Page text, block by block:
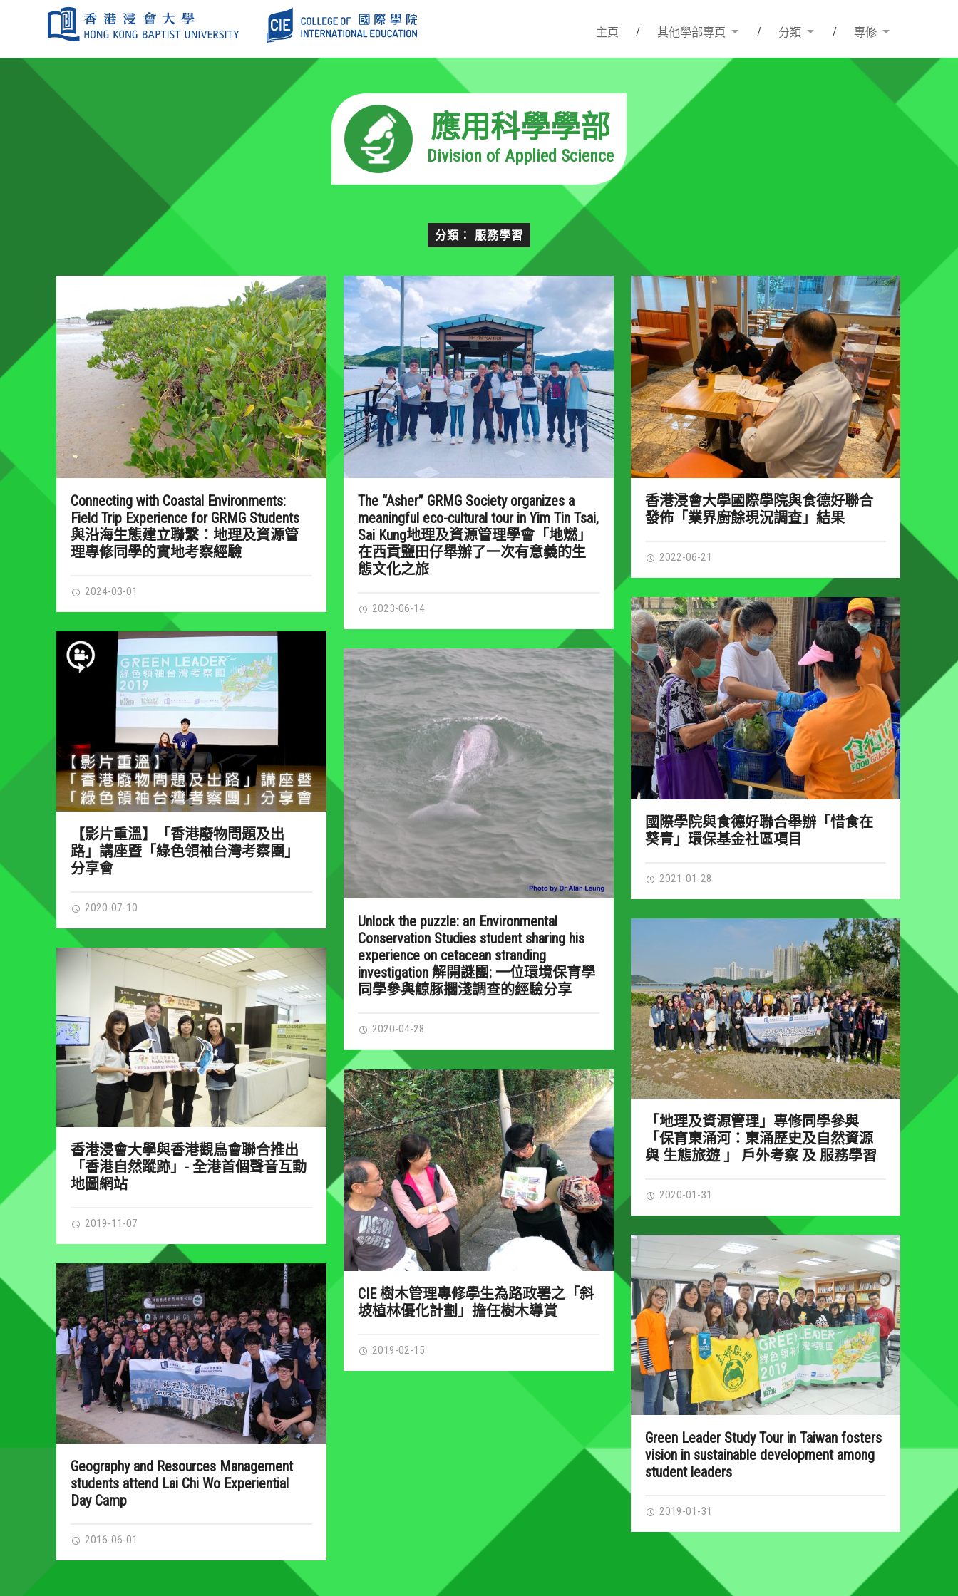
主頁 其他學部專頁 分類 專修
應用科學學部
Division of Applied Science
分類： 服務學習
Connecting with Coastal Environments:
Field Trip Experience for GRMG Students
與沿海生態建立聯繫：地理及資源管
理專修同學的實地考察經驗
2024-03-01
The “Asher” GRMG Society organizes a
meaningful eco-cultural tour in Yim Tin Tsai,
Sai Kung地理及資源管理學會「地燃」
在西貢鹽田仔舉辦了一次有意義的生
態文化之旅
2023-06-14
香港浸會大學國際學院與食德好聯合
發佈「業界廚餘現況調查」結果
2022-06-21
國際學院與食德好聯合舉辦「惜食在
葵青」環保基金社區項目
2021-01-28
【影片重溫】「香港廢物問題及出
路」講座暨「綠色領袖台灣考察團」
分享會
2020-07-10
Unlock the puzzle: an Environmental
Conservation Studies student sharing his
experience on cetacean stranding
investigation 解開謎團: 一位環境保育學
同學參與鯨豚擱淺調查的經驗分享
2020-04-28
「地理及資源管理」專修同學參與
「保育東涌河：東涌歷史及自然資源
與 生態旅遊 」 戶外考察 及 服務學習
2020-01-31
香港浸會大學與香港觀鳥會聯合推出
「香港自然蹤跡」- 全港首個聲音互動
地圖網站
2019-11-07
CIE 樹木管理專修學生為路政署之「斜
坡植林優化計劃」擔任樹木導賞
2019-02-15
Green Leader Study Tour in Taiwan fosters
vision in sustainable development among
student leaders
2019-01-31
Geography and Resources Management
students attend Lai Chi Wo Experiential
Day Camp
2016-06-01